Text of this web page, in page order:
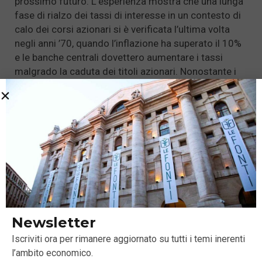
fase di rialzo dei tassi di interesse in un contesto di
calo dei corsi azionari si è verificata l’ultima volta
negli anni ’70, quando l’inflazione ha superato il 10%
e le banche centrali dovettero aumentare i tassi
malgrado la caduta dei titoli azionari. Nonostante i
segnali di aumento dell’inflazione, al momento
riteniamo improbabile questo scenario.
Newsletter
Iscriviti ora per rimanere aggiornato su tutti i temi inerenti
l’ambito economico.